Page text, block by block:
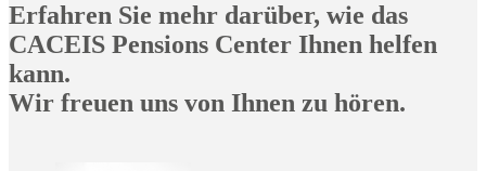
Erfahren Sie mehr darüber, wie das
CACEIS Pensions Center Ihnen helfen
kann.
Wir freuen uns von Ihnen zu hören.